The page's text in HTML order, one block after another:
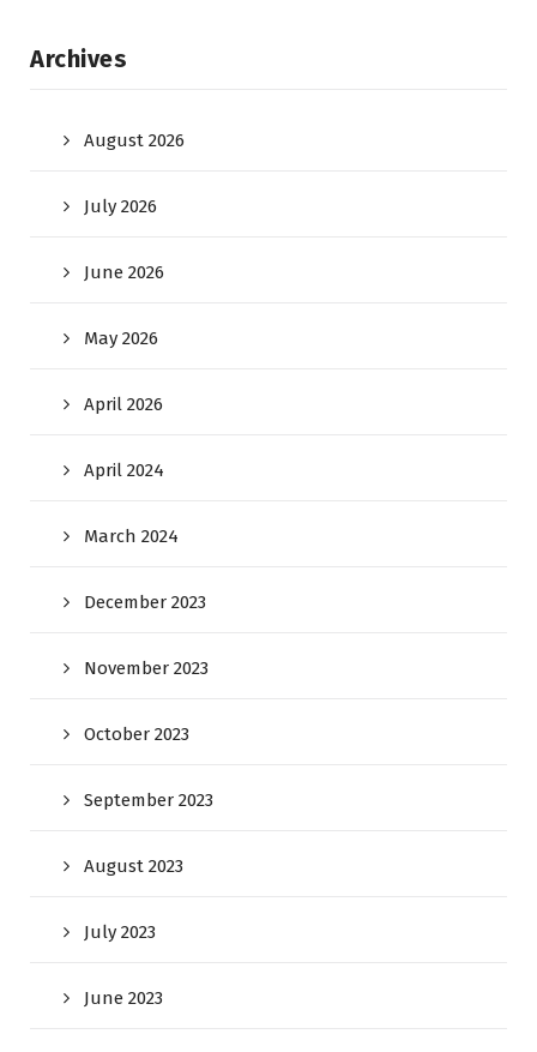
Archives
August 2026
July 2026
June 2026
May 2026
April 2026
April 2024
March 2024
December 2023
November 2023
October 2023
September 2023
August 2023
July 2023
June 2023